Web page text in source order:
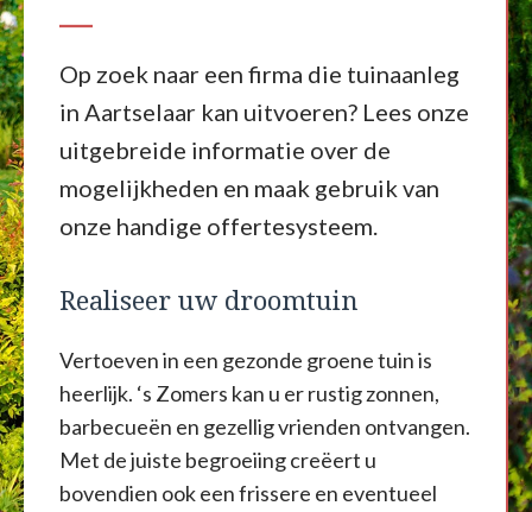
Op zoek naar een firma die tuinaanleg
in Aartselaar kan uitvoeren? Lees onze
uitgebreide informatie over de
mogelijkheden en maak gebruik van
onze handige offertesysteem.
Realiseer uw droomtuin
Vertoeven in een gezonde groene tuin is
heerlijk. ‘s Zomers kan u er rustig zonnen,
barbecueën en gezellig vrienden ontvangen.
Met de juiste begroeiing creëert u
bovendien ook een frissere en eventueel